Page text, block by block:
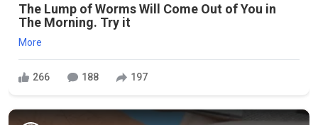
The Lump of Worms Will Come Out of You in
The Morning. Try it
More
266 188 197